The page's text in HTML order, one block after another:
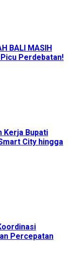
BALI MASIH
Perdebatan!
Kerja Bupati
City hingga
Percepatan